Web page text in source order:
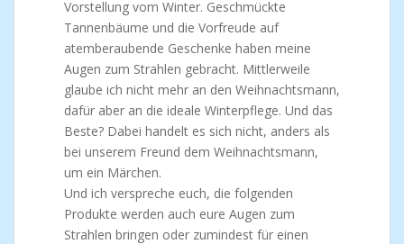
Vorstellung vom Winter. Geschmückte
Tannenbäume und die Vorfreude auf
atemberaubende Geschenke haben meine
Augen zum Strahlen gebracht. Mittlerweile
glaube ich nicht mehr an den Weihnachtsmann,
dafür aber an die ideale Winterpflege. Und das
Beste? Dabei handelt es sich nicht, anders als
bei unserem Freund dem Weihnachtsmann,
um ein Märchen.
Und ich verspreche euch, die folgenden
Produkte werden auch eure Augen zum
Strahlen bringen oder zumindest für einen